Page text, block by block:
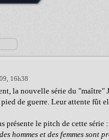
16h38
la nouvelle série du
de guerre. Leur attente fût
présente le pitch de cette série :
hommes et des femmes